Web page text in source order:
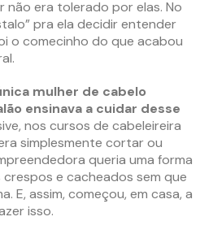
não era tolerado por elas. No
pra ela decidir entender
o comecinho do que acabou
mulher de cabelo
ensinava a cuidar desse
nos cursos de cabeleireira
simplesmente cortar ou
queria uma forma
e cacheados sem que
E, assim, começou, em casa, a
isso.